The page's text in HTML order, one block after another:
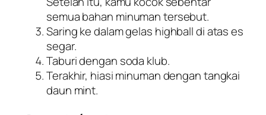
semua bahan minuman tersebut.
Saring ke dalam gelas highballdi atas es
segar.
Taburi dengan soda klub.
Terakhir, hiasi minuman dengan tangkai
daun mint.